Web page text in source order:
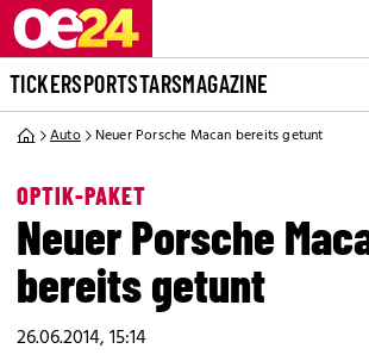
TICKERSPORTSTARSMAGAZINE
Auto Neuer Porsche Macan bereits getunt
OPTIK-PAKET
Neuer Porsche
bereits getunt
26.06.2014, 15:14